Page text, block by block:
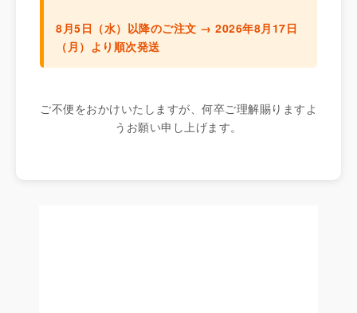
8月5日（水）以降のご注文 → 2026年8月17日
（月）より順次発送
ご不便をおかけいたしますが、何卒ご理解賜りますよ
うお願い申し上げます。